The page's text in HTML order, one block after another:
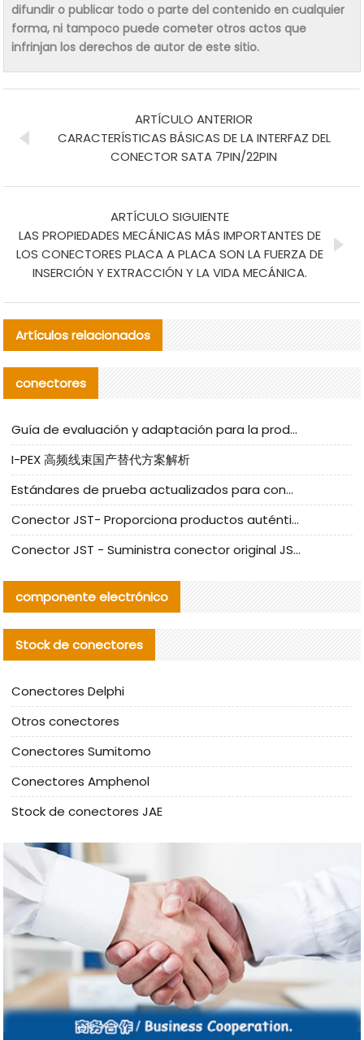
difundir o publicar todo o parte del contenido en cualquier
forma, ni tampoco puede cometer otros actos que
infrinjan los derechos de autor de este sitio.
ARTÍCULO ANTERIOR
CARACTERÍSTICAS BÁSICAS DE LA INTERFAZ DEL
CONECTOR SATA 7PIN/22PIN
ARTÍCULO SIGUIENTE
LAS PROPIEDADES MECÁNICAS MÁS IMPORTANTES DE
LOS CONECTORES PLACA A PLACA SON LA FUERZA DE
INSERCIÓN Y EXTRACCIÓN Y LA VIDA MECÁNICA.
Artículos relacionados
conectores
Guía de evaluación y adaptación para la producción en serie de componentes de cables nacionales para CNC Tech
I-PEX 高频线束国产替代方案解析
Estándares de prueba actualizados para conectores nacionales bajo la referencia de CLIFF
Conector JST- Proporciona productos auténticos y alternativos del conector JST NSHR-02V-S
Conector JST - Suministra conector original JST GHR-09V-S | productos alternativos
componente electrónico
Stock de conectores
Conectores Delphi
Otros conectores
Conectores Sumitomo
Conectores Amphenol
Stock de conectores JAE